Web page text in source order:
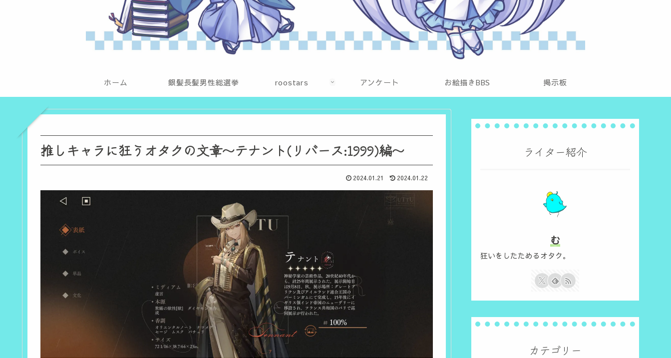
ホーム 銀髪長髪男性総選挙 roostars アンケート お絵描きBBS 掲示板
推しキャラに狂うオタクの文章〜テナント(リバース:1999)編〜
2024.01.21 2024.01.22
ライター紹介
む
狂いをしたためるオタク。
カテゴリー